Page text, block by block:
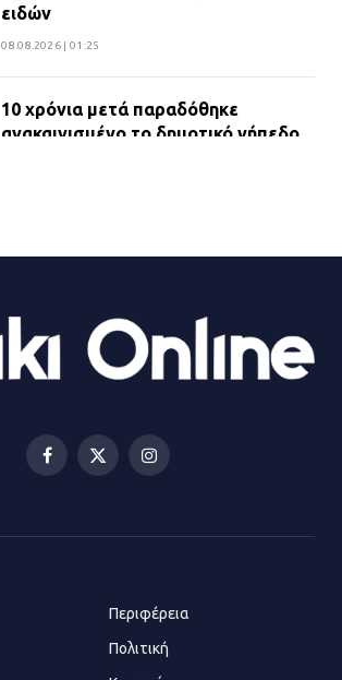
ειδών
08.08.2026 | 01:25
10 χρόνια μετά παραδόθηκε
ανακαινισμένο το δημοτικό γήπεδο
ΔΗΜΟΣ ΜΑΝΔΡΑΣ ΕΙΔΥΛΛΙΑΣ:
23.07.2026 | 14:58
Πολυχώρο ΙΡΙΣ
21.07.2026 | 14:01
Πώς έγινε η επίθεση στους δύο
Facebook
X
Instagram
Περιφέρεια
Πολιτική